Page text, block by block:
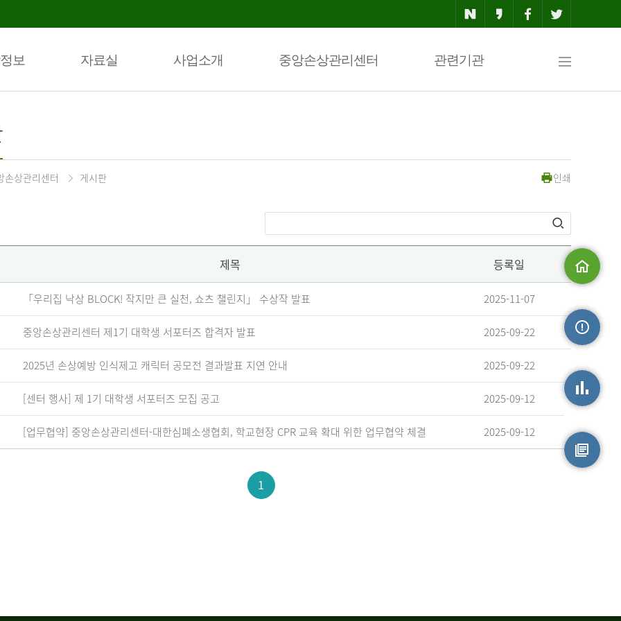
보 자료실 사업소개 중앙손상관리센터 관련기관
맵
손상관리센터 게시판 인쇄
제목 등록일
「우리집 낙상 BLOCK! 작지만 큰 실천, 쇼츠 챌린지」 수상작 발표 2025-11-07
중앙손상관리센터 제1기 대학생 서포터즈 합격자 발표 2025-09-22
2025년 손상예방 인식제고 캐릭터 공모전 결과발표 지연 안내 2025-09-22
[센터 행사] 제 1기 대학생 서포터즈 모집 공고 2025-09-12
[업무협약] 중앙손상관리센터-대한심폐소생협회, 학교현장 CPR 교육 확대 위한 업무협약 체결 2025-09-12
1